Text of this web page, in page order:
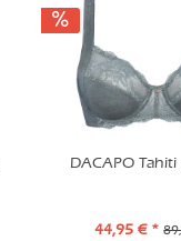
DACAPO Tahiti
44,95 € *